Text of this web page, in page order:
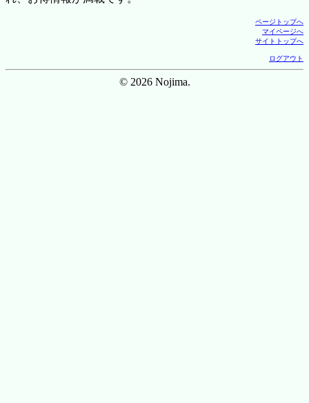
ページトップへ
マイページへ
サイトトップへ
ログアウト
© 2026 Nojima.